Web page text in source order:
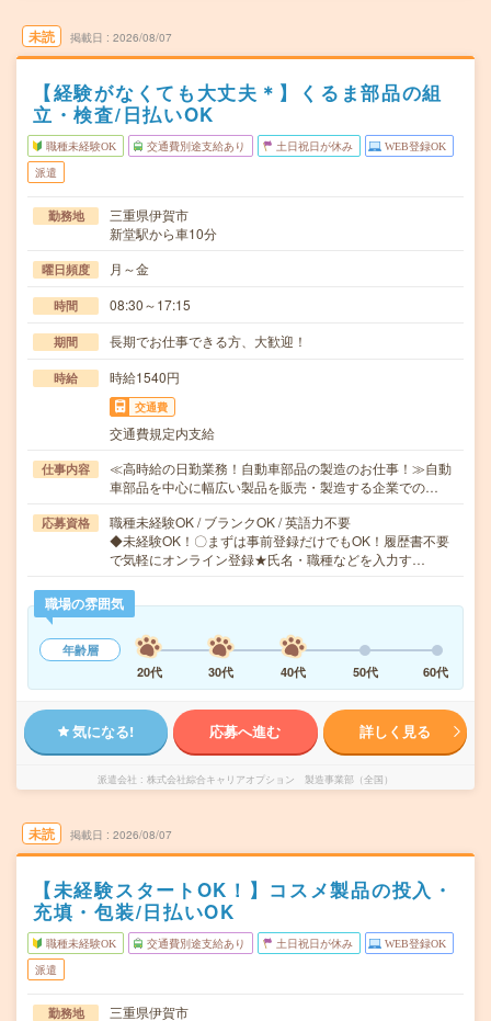
未読 掲載日 2026/08/07
【経験がなくても大丈夫＊】くるま部品の組
立・検査/日払いOK
職種未経験OK 交通費別途支給あり 土日祝日が休み WEB登録OK
派遣
勤務地
三重県伊賀市
新堂駅から車10分
曜日頻度 月～金
時間 08:30～17:15
期間 長期でお仕事できる方、大歓迎！
時給 時給1540円
交通費
交通費規定内支給
仕事内容
≪高時給の日勤業務！自動車部品の製造のお仕事！≫自動
車部品を中心に幅広い製品を販売・製造する企業での…
応募資格
職種未経験OK / ブランクOK / 英語力不要
◆未経験OK！〇まずは事前登録だけでもOK！履歴書不要
で気軽にオンライン登録★氏名・職種などを入力す…
職場の雰囲気
年齢層
20代
30代 40代 50代 60代
気になる! 応募へ進む 詳しく見る
派遣会社 株式会社綜合キャリアオプション 製造事業部（全国）
未読 掲載日 2026/08/07
【未経験スタートOK！】コスメ製品の投入・
充填・包装/日払いOK
職種未経験OK 交通費別途支給あり 土日祝日が休み WEB登録OK
派遣
勤務地
三重県伊賀市